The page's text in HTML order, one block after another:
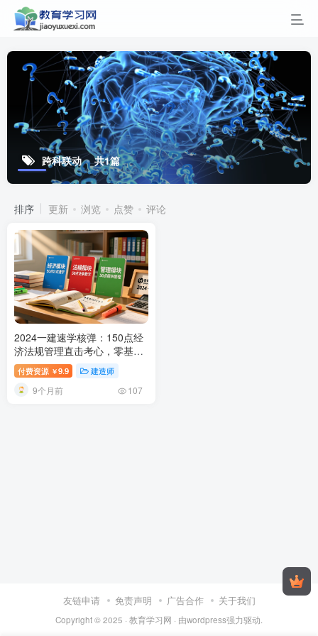
跨科联动 共1篇
排序 更新 浏览 点赞 评论
2024一建速学核弹：150点经
济法规管理直击考心，零基高
分上岸！2024一级建造师经济
法规管理强化速学50点详解：
高频考点记忆攻略
付费资源 ￥9.9 建造师
9个月前 107
友链申请 免责声明 广告合作 关于我们
Copyright © 2025 · 教育学习网 · 由wordpress强力驱动.